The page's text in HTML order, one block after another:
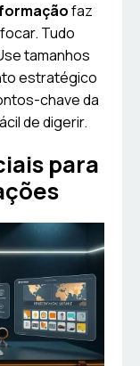
faz
Tudo
tamanhos
estratégico
chave da
de digerir.
para